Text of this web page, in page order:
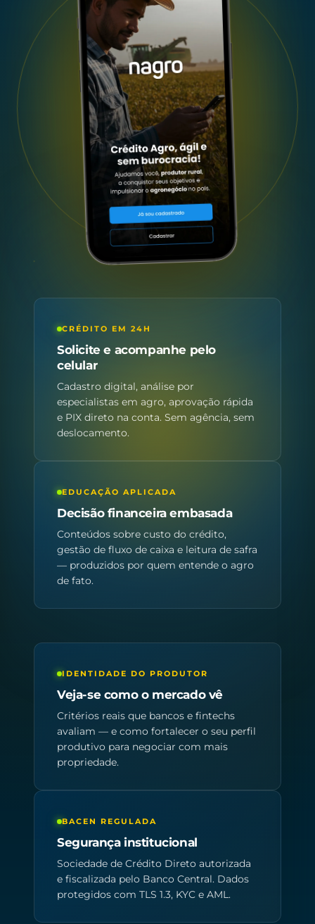
CRÉDITO EM 24H
Solicite e acompanhe pelo
celular
Cadastro digital, análise por
especialistas em agro, aprovação rápida
e PIX direto na conta. Sem agência, sem
deslocamento.
EDUCAÇÃO APLICADA
Decisão financeira embasada
Conteúdos sobre custo do crédito,
gestão de fluxo de caixa e leitura de safra
— produzidos por quem entende o agro
de fato.
IDENTIDADE DO PRODUTOR
Veja-se como o mercado vê
Critérios reais que bancos e fintechs
avaliam — e como fortalecer o seu perfil
produtivo para negociar com mais
propriedade.
BACEN REGULADA
Segurança institucional
Sociedade de Crédito Direto autorizada
e fiscalizada pelo Banco Central. Dados
protegidos com TLS 1.3, KYC e AML.